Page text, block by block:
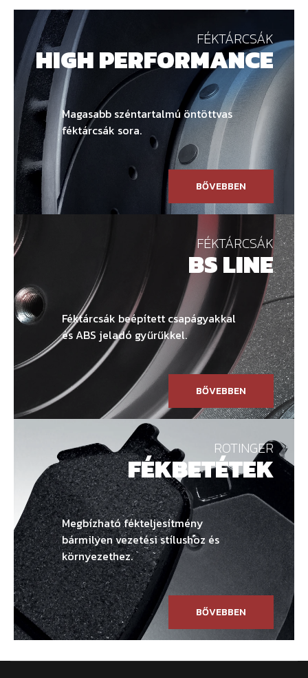
FÉKTÁRCSÁK
HIGH PERFORMANCE
Magasabb széntartalmú öntöttvas
féktárcsák sora.
BŐVEBBEN
FÉKTÁRCSÁK
BS LINE
Féktárcsák beépített csapágyakkal
és ABS jeladó gyűrűkkel.
BŐVEBBEN
ROTINGER
FÉKBETÉTEK
Megbízható fékteljesítmény
bármilyen vezetési stílushoz és
környezethez.
BŐVEBBEN